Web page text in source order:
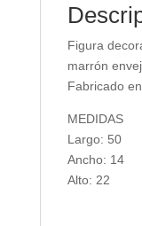
Figura
marrón
Fabricado
MEDIDAS
Largo: 50
Ancho: 14
Alto: 22